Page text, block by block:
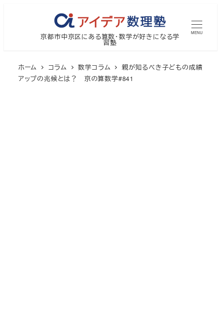
京都市中京区にある算数・数学が好きになる学
習塾
MENU
ホーム コラム 数学コラム
親が知るべき子どもの成績
アップの兆候とは？ 京の算数学#841